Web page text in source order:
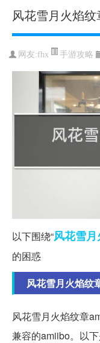
风花雪月火焰
网友:fhx 手游攻略
以下围绕“风花雪月
的困惑
风花雪月火焰纹
风花雪月火焰纹章
兼容的amiibo。以